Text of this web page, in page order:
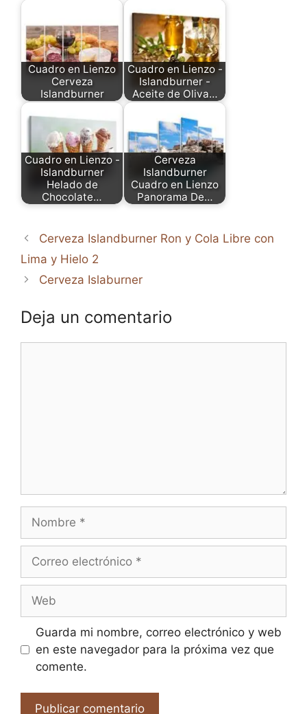
Cuadro en Lienzo
Cerveza
Islandburner
Cuadro en Lienzo -
Islandburner -
Aceite de Oliva…
Cuadro en Lienzo -
Islandburner
Helado de
Chocolate…
Cerveza
Islandburner
Cuadro en Lienzo
Panorama De…
Cerveza Islandburner Ron y Cola Libre con
Lima y Hielo 2
Cerveza Islaburner
Deja un comentario
electrónico
Guarda mi nombre, correo electrónico y web
en este navegador para la próxima vez que
comente.